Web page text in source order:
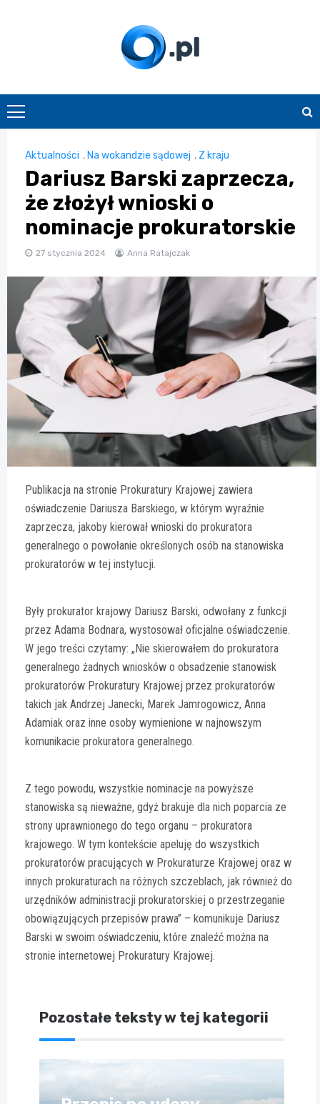
O.pl
Aktualności , Na wokandzie sądowej , Z kraju
Dariusz Barski zaprzecza,
że złożył wnioski o
nominacje prokuratorskie
27 stycznia 2024 Anna Ratajczak
Publikacja na stronie Prokuratury Krajowej zawiera
oświadczenie Dariusza Barskiego, w którym wyraźnie
zaprzecza, jakoby kierował wnioski do prokuratora
generalnego o powołanie określonych osób na stanowiska
prokuratorów w tej instytucji.
Były prokurator krajowy Dariusz Barski, odwołany z funkcji
przez Adama Bodnara, wystosował oficjalne oświadczenie.
W jego treści czytamy: „Nie skierowałem do prokuratora
generalnego żadnych wniosków o obsadzenie stanowisk
prokuratorów Prokuratury Krajowej przez prokuratorów
takich jak Andrzej Janecki, Marek Jamrogowicz, Anna
Adamiak oraz inne osoby wymienione w najnowszym
komunikacie prokuratora generalnego.
Z tego powodu, wszystkie nominacje na powyższe
stanowiska są nieważne, gdyż brakuje dla nich poparcia ze
strony uprawnionego do tego organu – prokuratora
krajowego. W tym kontekście apeluję do wszystkich
prokuratorów pracujących w Prokuraturze Krajowej oraz w
innych prokuraturach na różnych szczeblach, jak również do
urzędników administracji prokuratorskiej o przestrzeganie
obowiązujących przepisów prawa” – komunikuje Dariusz
Barski w swoim oświadczeniu, które znaleźć można na
stronie internetowej Prokuratury Krajowej.
Pozostałe teksty w tej kategorii